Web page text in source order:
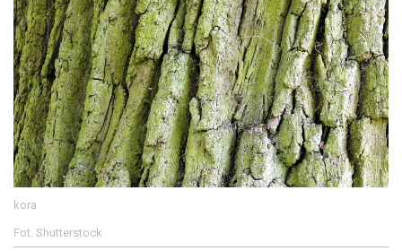
kora
Fot. Shutterstock